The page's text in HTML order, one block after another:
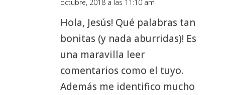
octubre, 2018 a las 11:10 am
Hola, Jesús! Qué palabras tan
bonitas (y nada aburridas)! Es
una maravilla leer
comentarios como el tuyo.
Además me identifico mucho